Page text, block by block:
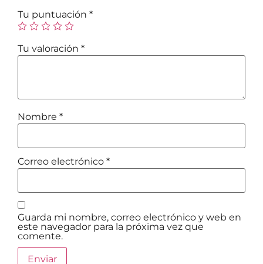
Tu puntuación *
Tu valoración *
Nombre *
Correo electrónico *
Guarda mi nombre, correo electrónico y web en
este navegador para la próxima vez que
comente.